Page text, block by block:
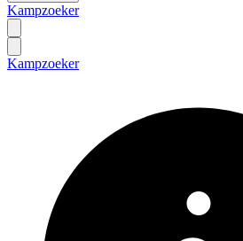
Kampzoeker
Kampzoeker